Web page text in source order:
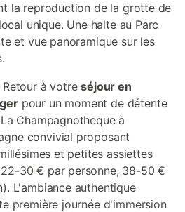
la reproduction de la grotte de
unique. Une halte au Parc
et vue panoramique sur les
Retour à votreséjour en
pour un moment de détente
Champagnotheque à
convivial proposant
et petites assiettes
30 € par personne, 38-50 €
L'ambiance authentique
première journée d'immersion